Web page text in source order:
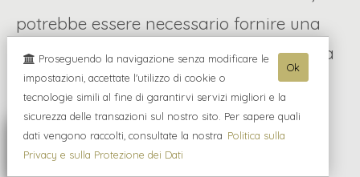
potrebbe essere necessario fornire una
prova della propria identità prima che la
richiesta possa essere soddisfatta.
Avete inoltre il diritto di rivolgervi alla
Ok
Proseguendo la navigazione senza modificare le
impostazioni, accettate l'utilizzo di cookie o
tecnologie simili al fine di garantirvi servizi migliori e la
sicurezza delle transazioni sul nostro sito. Per sapere quali
dati vengono raccolti, consultate la nostra Politica sulla
Privacy e sulla Protezione dei Dati